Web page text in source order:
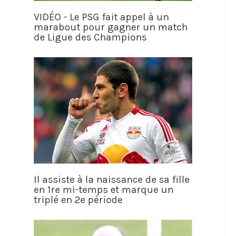
VIDÉO - Le PSG fait appel à un
marabout pour gagner un match
de Ligue des Champions
Il assiste à la naissance de sa fille
en 1re mi-temps et marque un
triplé en 2e période